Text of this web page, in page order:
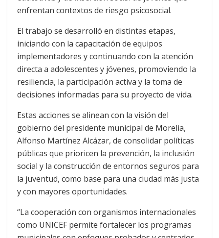
enfrentan contextos de riesgo psicosocial.
El trabajo se desarrolló en distintas etapas,
iniciando con la capacitación de equipos
implementadores y continuando con la atención
directa a adolescentes y jóvenes, promoviendo la
resiliencia, la participación activa y la toma de
decisiones informadas para su proyecto de vida.
Estas acciones se alinean con la visión del
gobierno del presidente municipal de Morelia,
Alfonso Martínez Alcázar, de consolidar políticas
públicas que prioricen la prevención, la inclusión
social y la construcción de entornos seguros para
la juventud, como base para una ciudad más justa
y con mayores oportunidades.
“La cooperación con organismos internacionales
como UNICEF permite fortalecer los programas